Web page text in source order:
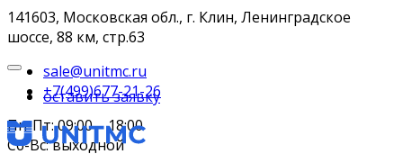
141603, Московская обл., г. Клин, Ленинградское
шоссе, 88 км, стр.63
sale@unitmc.ru
+7(499)677-21-26
Пн-Пт: 09:00 – 18:00
Сб-Вс: выходной
оставить заявку